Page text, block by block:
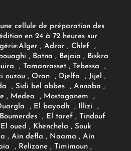
cellule de préparation des
en 24 à 72 heures sur
Alger , Adrar, Chlef ,
, Batna , Bejaia , Biskra
, Tamanrasset , Tebessa ,
ouzou , Oran , Djelfa , Jijel ,
, Sidi bel abbes , Annaba ,
, Medea , Mostaganem ,
, El bayadh , Illizi ,
, El taref , Tindouf
oued , Khenchela , Souk
, Ain defla , Naama , Ain
, Relizane , Timimoun ,